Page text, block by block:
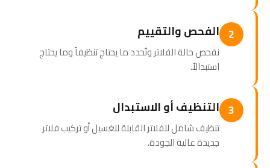
2 الفحص والتقييم
نفحص حالة الفلاتر ونُحدد ما يحتاج تنظيفاً وما يحتاج
استبدالاً.
3 التنظيف أو الاستبدال
تنظيف شامل للفلاتر القابلة للغسيل أو تركيب فلاتر
جديدة عالية الجودة.